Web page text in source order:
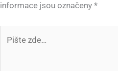
informace jsou označeny *